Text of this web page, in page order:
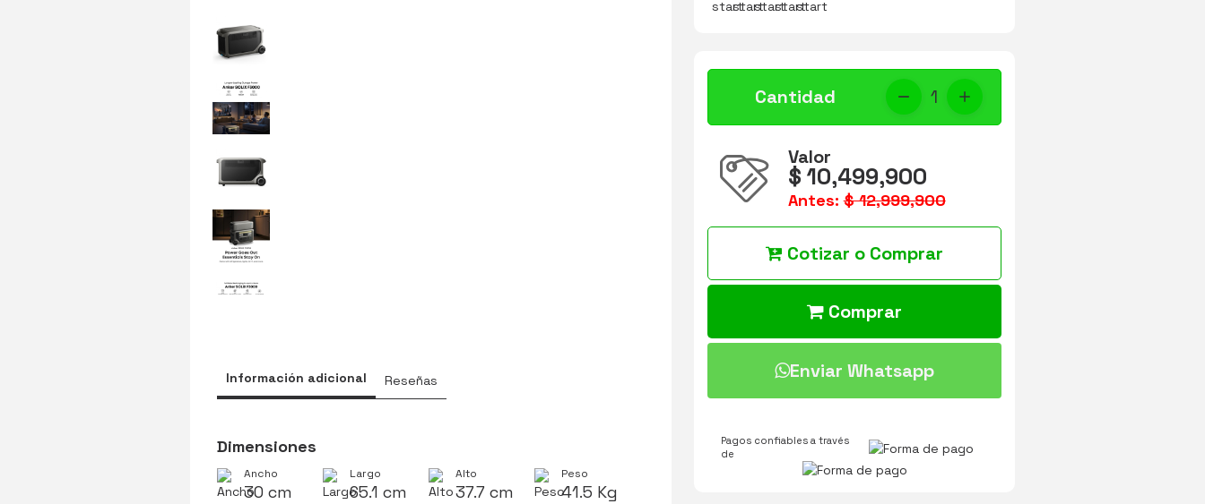
Información adicional Reseñas
Dimensiones
Ancho
30 cm
Largo
65.1 cm
Alto
37.7 cm
Peso
41.5 Kg
Cantidad 1
Valor
$ 10,499,900
Antes:$ 12,999,900
Cotizar o Comprar
Comprar
Enviar Whatsapp
Pagos confiables a través
de